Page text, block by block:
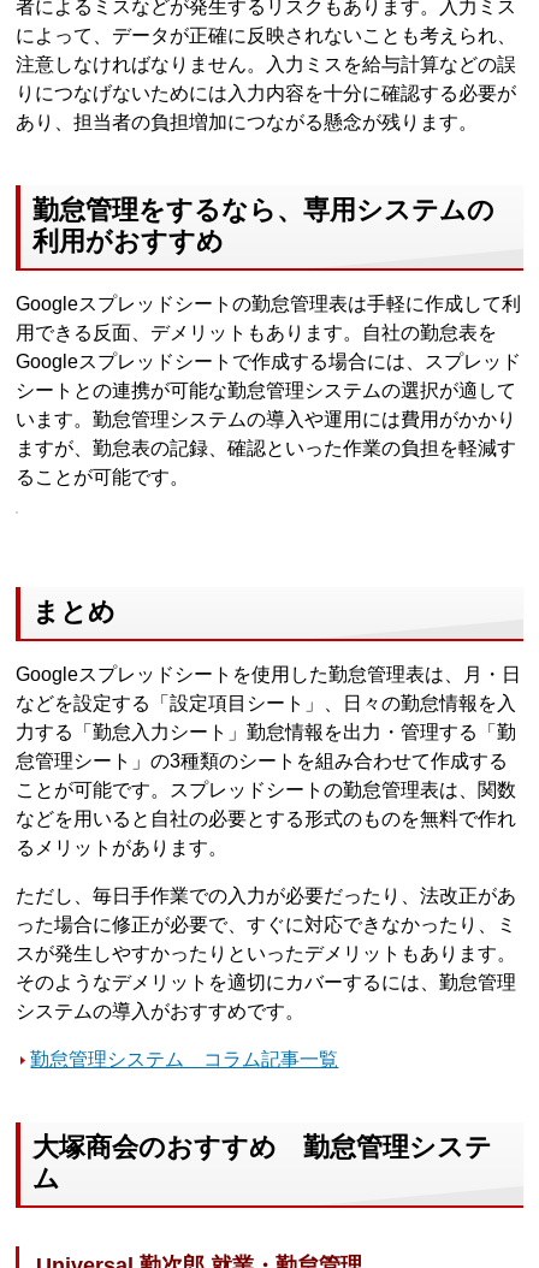
者によるミスなどが発生するリスクもあります。入力ミス
によって、データが正確に反映されないことも考えられ、
注意しなければなりません。入力ミスを給与計算などの誤
りにつなげないためには入力内容を十分に確認する必要が
あり、担当者の負担増加につながる懸念が残ります。
勤怠管理をするなら、専用システムの
利用がおすすめ
Googleスプレッドシートの勤怠管理表は手軽に作成して利
用できる反面、デメリットもあります。自社の勤怠表を
Googleスプレッドシートで作成する場合には、スプレッド
シートとの連携が可能な勤怠管理システムの選択が適して
います。勤怠管理システムの導入や運用には費用がかかり
ますが、勤怠表の記録、確認といった作業の負担を軽減す
ることが可能です。
まとめ
Googleスプレッドシートを使用した勤怠管理表は、月・日
などを設定する「設定項目シート」、日々の勤怠情報を入
力する「勤怠入力シート」勤怠情報を出力・管理する「勤
怠管理シート」の3種類のシートを組み合わせて作成する
ことが可能です。スプレッドシートの勤怠管理表は、関数
などを用いると自社の必要とする形式のものを無料で作れ
るメリットがあります。
ただし、毎日手作業での入力が必要だったり、法改正があ
った場合に修正が必要で、すぐに対応できなかったり、ミ
スが発生しやすかったりといったデメリットもあります。
そのようなデメリットを適切にカバーするには、勤怠管理
システムの導入がおすすめです。
勤怠管理システム コラム記事一覧
大塚商会のおすすめ 勤怠管理システ
ム